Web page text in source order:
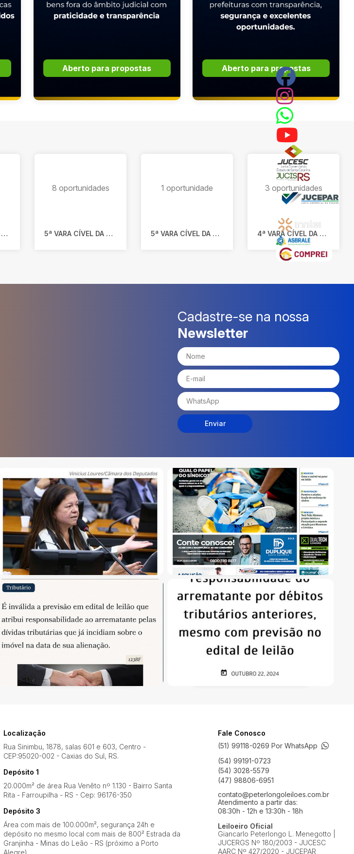
Aberto para propostas Aberto para propostas
2ª VARA CÍVEL DO FORO REGIONAL DO SARANDI DA COMARCA DE PORTO ALEGRE/RS
8 oportunidades
5ª VARA CÍVEL DA COMARCA DE SÃO LEOPOLDO/RS
1 oportunidade
5ª VARA CÍVEL DA COMARCA DE CAXIAS DO SUL/RS
3 oportunidades
4ª VARA CÍVEL DA COMARCA DE SÃO LEOPOLDO/RS
Cadastre-se na nossa
Newsletter
Enviar
Localização
Rua Sinimbu, 1878, salas 601 e 603, Centro -
CEP:95020-002 - Caxias do Sul, RS.
Depósito 1
20.000m² de área Rua Venêto nº 1.130 - Bairro Santa
Rita - Farroupilha - RS - Cep: 96176-350
Depósito 3
Área com mais de 100.000m², segurança 24h e
depósito no mesmo local com mais de 800² Estrada da
Granjinha - Minas do Leão - RS (próximo a Porto
Alegre)
Fale Conosco
(51) 99118-0269 Por WhatsApp
(54) 99191-0723
(54) 3028-5579
(47) 98806-6951
contato@peterlongoleiloes.com.br
Atendimento a partir das:
08:30h - 12h e 13:30h - 18h
Leiloeiro Oficial
Giancarlo Peterlongo L. Menegotto |
JUCERGS Nº 180/2003 - JUCESC
AARC Nº 427/2020 - JUCEPAR